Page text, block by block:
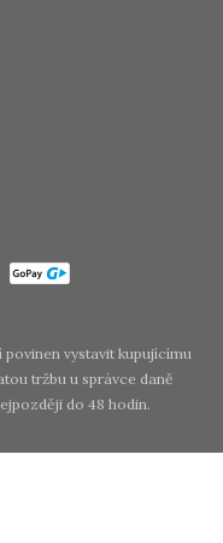
vystavit kupujícímu
tržbu u správce daně
do 48 hodin.